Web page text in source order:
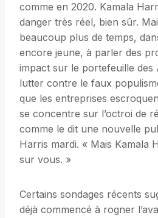
comme en 2020. Kamala
danger très réel, bien sûr.
beaucoup plus de temps,
encore jeune, à parler des
impact sur le portefeuille des
lutter contre le faux
que les entreprises
se concentre sur l’octroi de
comme le dit une nouvelle
Harris mardi. « Mais Kamala
sur vous. »
Certains sondages récents
déjà commencé à rogner